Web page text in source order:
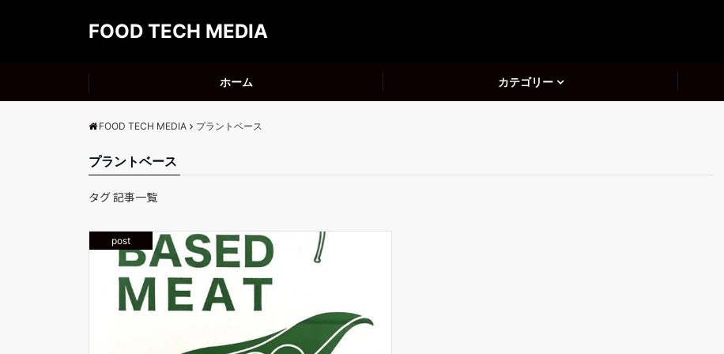
FOOD TECH MEDIA
ホーム カテゴリー
FOOD TECH MEDIA プラントベース
プラントベース
タグ 記事一覧
post